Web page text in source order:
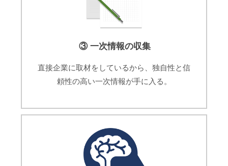
③ 一次情報の収集
直接企業に取材をしているから、独自性と信
頼性の高い一次情報が手に入る。